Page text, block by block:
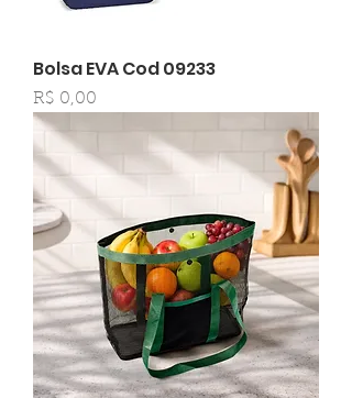
Bolsa EVA Cod 09233
Preço
R$ 0,00